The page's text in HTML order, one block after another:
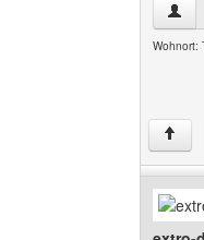
Wohnort:
↑